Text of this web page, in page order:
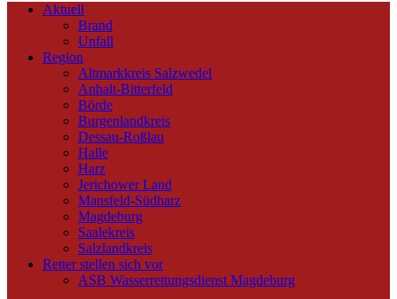
Aktuell
Brand
Unfall
Region
Altmarkkreis Salzwedel
Anhalt-Bitterfeld
Börde
Burgenlandkreis
Dessau-Roßlau
Halle
Harz
Jerichower Land
Mansfeld-Südharz
Magdeburg
Saalekreis
Salzlandkreis
Retter stellen sich vor
ASB Wasserrettungsdienst Magdeburg